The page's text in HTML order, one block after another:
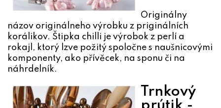
Originálny
názov originálneho výrobku z priginálních
korálikov. Štipka chilli je výrobok z perlí a
rokajl, ktorý lzve požitý spoločne s naušnicovými
komponenty, ako přívěcek, na sponu či na
náhrdelník.
Trnkový